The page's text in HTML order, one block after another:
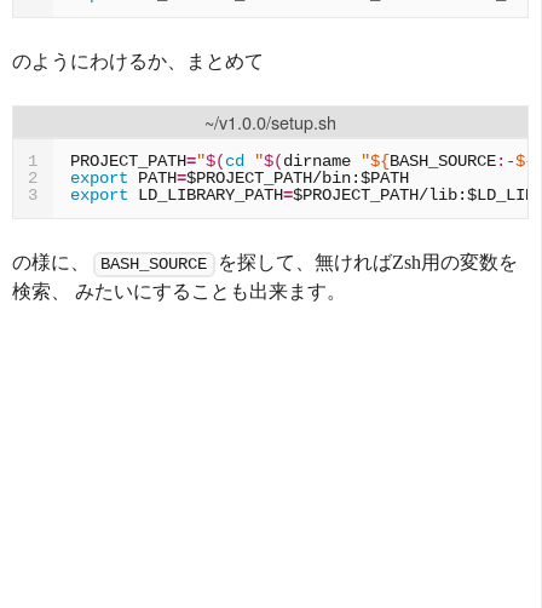
のようにわけるか、まとめて
~/v1.0.0/setup.sh
1
2
3
PROJECT_PATH="$(cd "$(dirname "${BASH_SOURCE:-${
export
PATH=$PROJECT_PATH/bin:$PATH
export
LD_LIBRARY_PATH=$PROJECT_PATH/lib:
の様に、 BASH_SOURCE
を探して、無ければZsh用の変数を
検索、 みたいにすることも出来ます。